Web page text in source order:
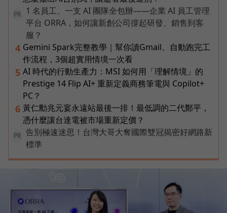
PR
1 名員工、一支 AI 團隊全包辦——企業 AI 員工管理
平台 ORRA，如何讓新創公司撐起研發、銷售到客
服？
4 Gemini Spark完整教學｜幫你讀Gmail、自動跑完工
作流程，3個超實用情境一次看
5 AI 時代的行動生產力：MSI 如何用「理解情境」的
Prestige 14 Flip AI+ 重新定義商務筆電與 Copilot+
PC？
6 黃仁勳兆元宴永遠站最後一排！最低調的二代鄭平，
憑什麼讓台達電被市場重新定價？
PR
告別極速迷思！台灣大哥大奪國際雙冠揭密好網路新
標準